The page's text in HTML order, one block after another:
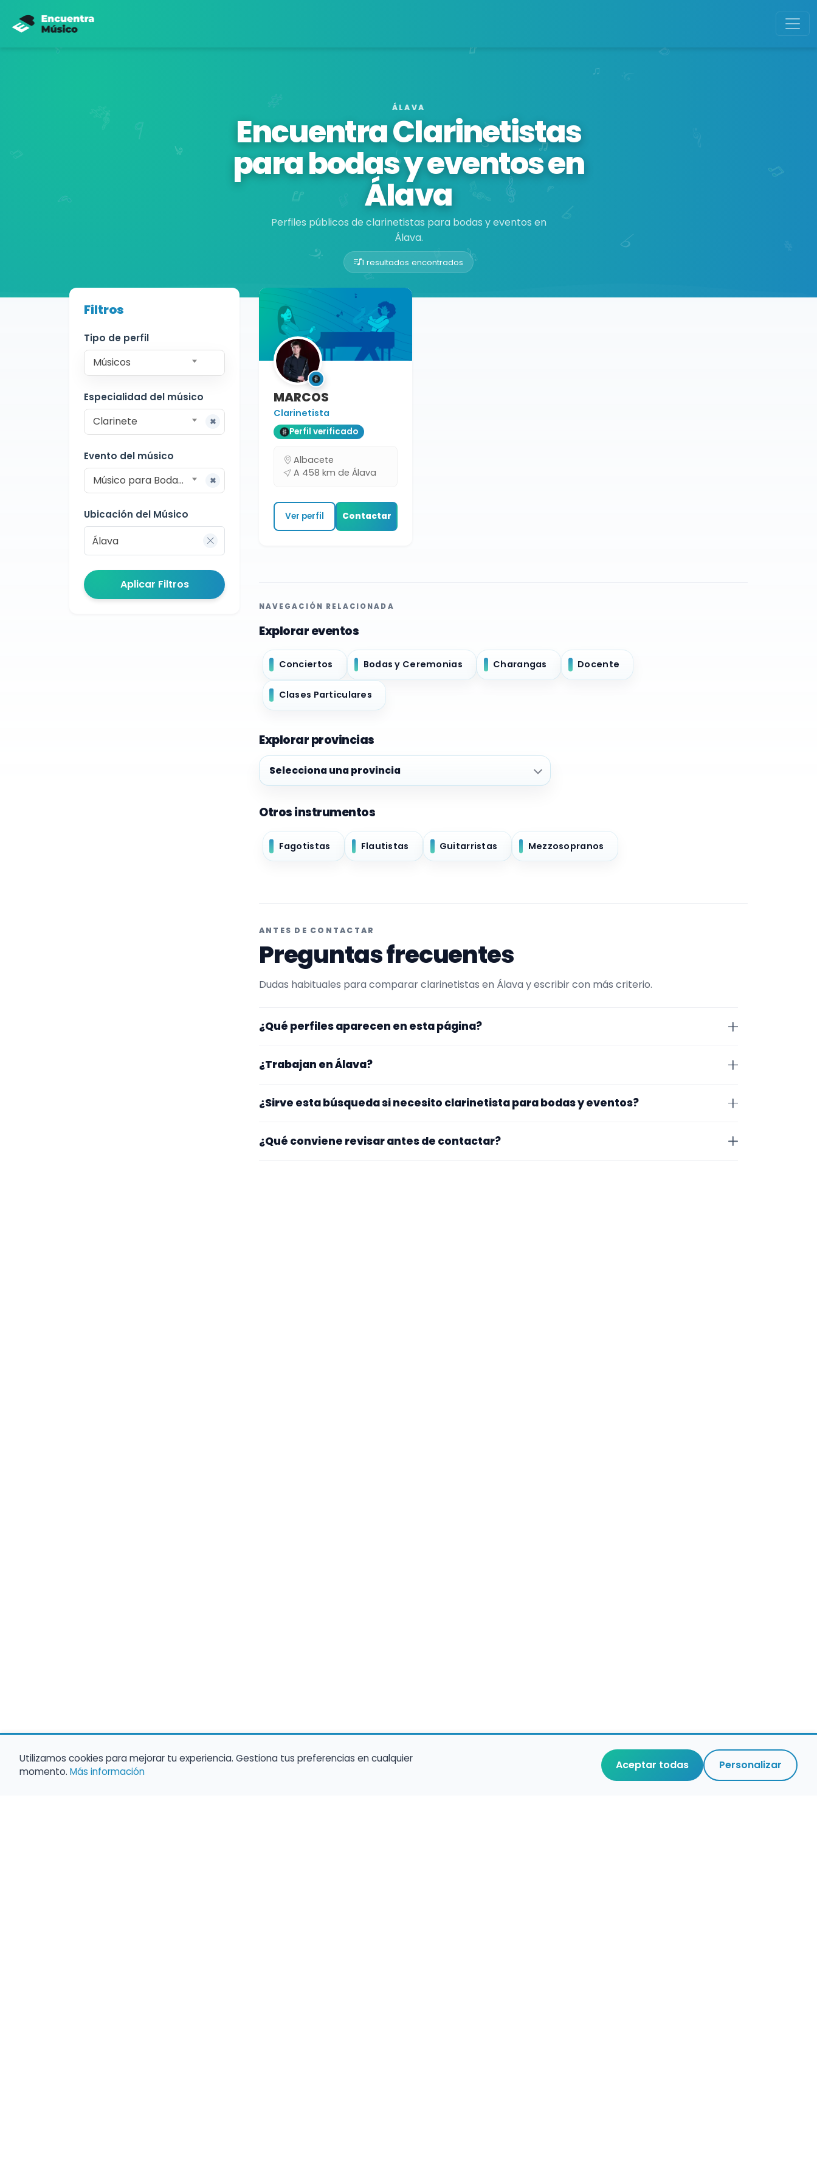
ÁLAVA
Encuentra Clarinetistas
para bodas y eventos en
Álava
Perfiles públicos de clarinetistas para bodas y eventos en
Álava.
1 resultados encontrados
Buscador de músicos
Músicos
Álava
Filtros
Tipo de perfil
Músicos
Especialidad del músico
Clarinete
Evento del músico
Músico para Bodas y Eventos
Ubicación del Músico
Aplicar Filtros
MARCOS
Clarinetista
Perfil verificado
Albacete
A 458 km de Álava
Ver perfil Contactar
NAVEGACIÓN RELACIONADA
Explorar eventos
Conciertos Bodas y Ceremonias Charangas Docente
Clases Particulares
Explorar provincias
Explorar provincias
Otros instrumentos
Fagotistas Flautistas Guitarristas Mezzosopranos
ANTES DE CONTACTAR
Preguntas frecuentes
Dudas habituales para comparar clarinetistas en Álava y escribir con más criterio.
¿Qué perfiles aparecen en esta página?
filtrada por experiencia o disponibilidad para bodas y eventos. Además, la página se centra
¿Trabajan en Álava?
lugar exacto, fechas, desplazamiento y disponibilidad antes de cerrar nada.
¿Sirve esta búsqueda si necesito clarinetista para bodas y eventos?
especialidad principal, repertorio, experiencia previa y material audiovisual.
¿Qué conviene revisar antes de contactar?
Utilizamos cookies para mejorar tu experiencia. Gestiona tus preferencias en cualquier
momento. Más información Aceptar todas Personalizar